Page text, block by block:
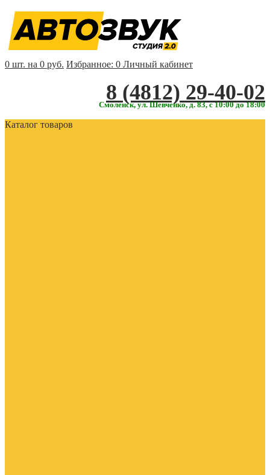
0 шт. на 0 руб. Избранное: 0 Личный кабинет
‎‎8 (4812) 29-40-02
Смоленск, ул. Шевченко, д. 83, с 10:00 до 18:00
Каталог товаров